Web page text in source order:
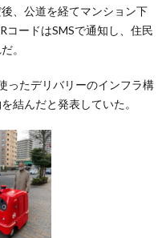
、公道を経てマンション下
コードはSMSで通知し、住民
。
ったデリバリーのインフラ構
結んだと発表していた。